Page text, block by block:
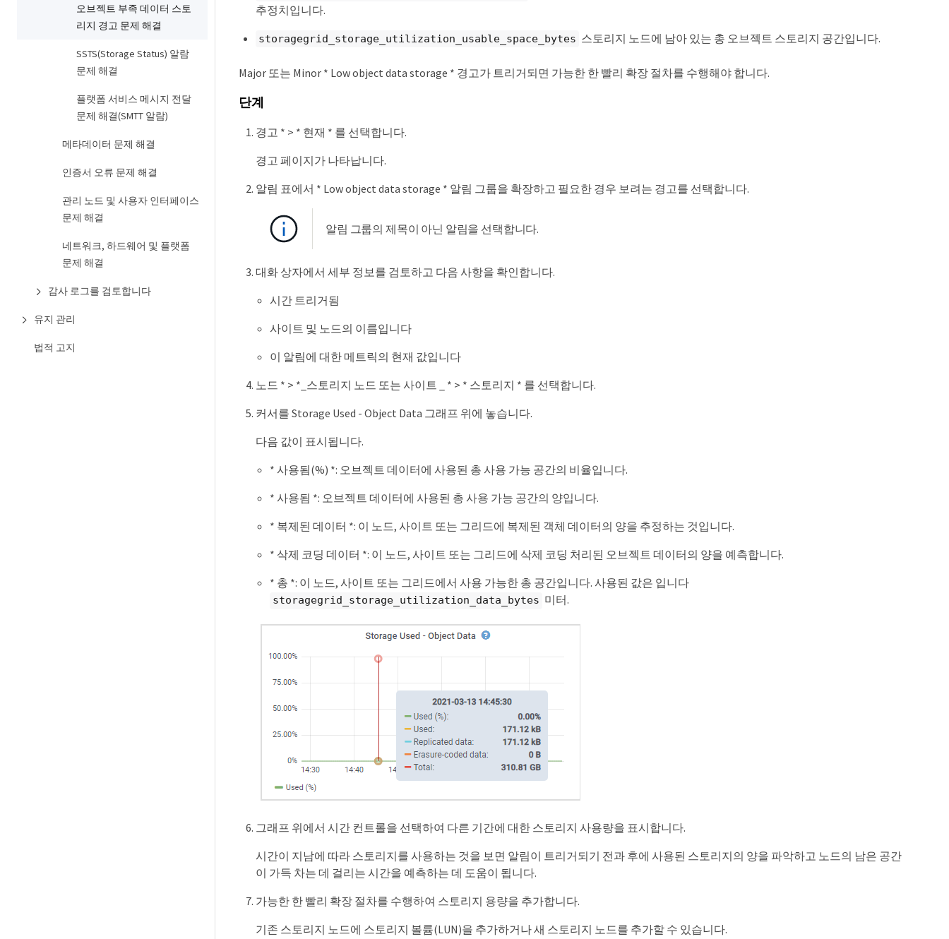
오브젝트 부족 데이터 스토
리지 경고 문제 해결
SSTS(Storage Status) 알람
문제 해결
플랫폼 서비스 메시지 전달
문제 해결(SMTT 알람)
메타데이터 문제 해결
인증서 오류 문제 해결
관리 노드 및 사용자 인터페이스
문제 해결
네트워크, 하드웨어 및 플랫폼
문제 해결
감사 로그를 검토합니다
유지 관리
법적 고지
추정치입니다.
storagegrid_storage_utilization_usable_space_bytes 스토리지 노드에 남아 있는 총 오브젝트 스토리지 공간입니다.
Major 또는 Minor * Low object data storage * 경고가 트리거되면 가능한 한 빨리 확장 절차를 수행해야 합니다.
단계
경고 * > * 현재 * 를 선택합니다.
경고 페이지가 나타납니다.
알림 표에서 * Low object data storage * 알림 그룹을 확장하고 필요한 경우 보려는 경고를 선택합니다.
알림 그룹의 제목이 아닌 알림을 선택합니다.
대화 상자에서 세부 정보를 검토하고 다음 사항을 확인합니다.
시간 트리거됨
사이트 및 노드의 이름입니다
이 알림에 대한 메트릭의 현재 값입니다
노드 * > *_스토리지 노드 또는 사이트 _ * > * 스토리지 * 를 선택합니다.
커서를 Storage Used - Object Data 그래프 위에 놓습니다.
다음 값이 표시됩니다.
* 사용됨(%) *: 오브젝트 데이터에 사용된 총 사용 가능 공간의 비율입니다.
* 사용됨 *: 오브젝트 데이터에 사용된 총 사용 가능 공간의 양입니다.
* 복제된 데이터 *: 이 노드, 사이트 또는 그리드에 복제된 객체 데이터의 양을 추정하는 것입니다.
* 삭제 코딩 데이터 *: 이 노드, 사이트 또는 그리드에 삭제 코딩 처리된 오브젝트 데이터의 양을 예측합니다.
* 총 *: 이 노드, 사이트 또는 그리드에서 사용 가능한 총 공간입니다. 사용된 값은 입니다
storagegrid_storage_utilization_data_bytes 미터.
그래프 위에서 시간 컨트롤을 선택하여 다른 기간에 대한 스토리지 사용량을 표시합니다.
시간이 지남에 따라 스토리지를 사용하는 것을 보면 알림이 트리거되기 전과 후에 사용된 스토리지의 양을 파악하고 노드의 남은 공간
이 가득 차는 데 걸리는 시간을 예측하는 데 도움이 됩니다.
가능한 한 빨리 확장 절차를 수행하여 스토리지 용량을 추가합니다.
기존 스토리지 노드에 스토리지 볼륨(LUN)을 추가하거나 새 스토리지 노드를 추가할 수 있습니다.